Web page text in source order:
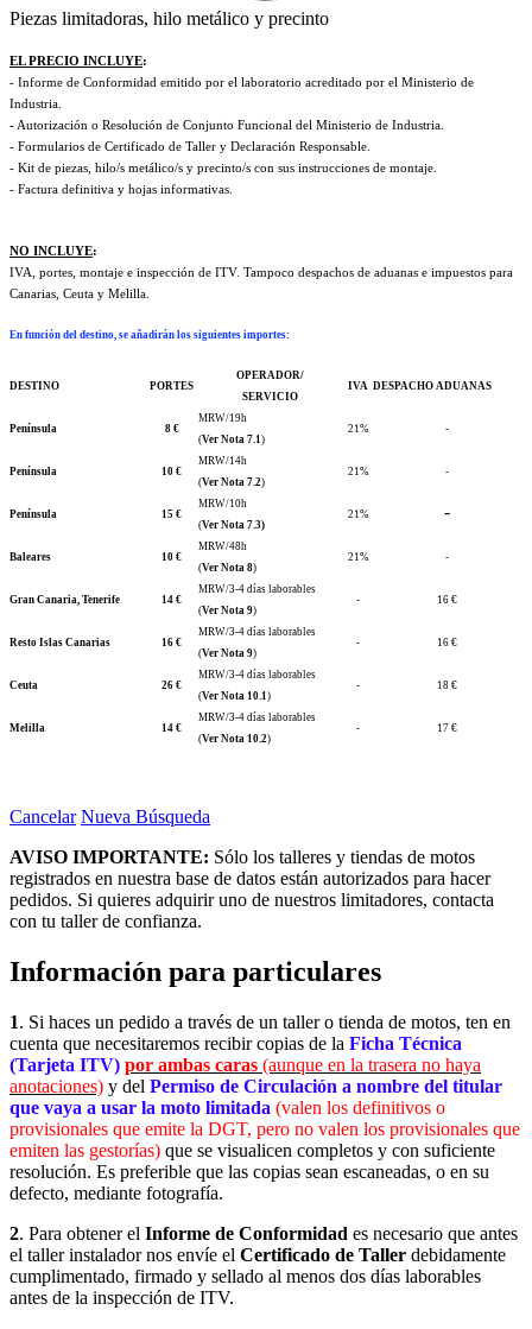
Piezas limitadoras, hilo metálico y precinto
EL PRECIO INCLUYE:
- Informe de Conformidad emitido por el laboratorio acreditado por el Ministerio de
Industria.
- Autorización o Resolución de Conjunto Funcional del Ministerio de Industria.
- Formularios de Certificado de Taller y Declaración Responsable.
- Kit de piezas, hilo/s metálico/s y precinto/s con sus instrucciones de montaje.
- Factura definitiva y hojas informativas.
NO INCLUYE:
IVA, portes, montaje e inspección de ITV. Tampoco despachos de aduanas e impuestos para
Canarias, Ceuta y Melilla.
En función del destino, se añadirán los siguientes importes:
DESTINO PORTES
OPERADOR/
SERVICIO
IVA DESPACHO ADUANAS
Península 8 €
MRW/19h
(Ver Nota 7.1)
21% -
Península 10 €
MRW/14h
(Ver Nota 7.2)
21% -
Península 15 €
MRW/10h
(Ver Nota 7.3)
21% -
Baleares 10 €
MRW/48h
(Ver Nota 8)
21% -
Gran Canaria, Tenerife 14 €
MRW/3-4 días laborables
(Ver Nota 9)
- 16 €
Resto Islas Canarias 16 €
MRW/3-4 días laborables
(Ver Nota 9)
- 16 €
Ceuta 26 €
MRW/3-4 días laborables
(Ver Nota 10.1)
- 18 €
Melilla 14 €
MRW/3-4 días laborables
(Ver Nota 10.2)
- 17 €
Cancelar Nueva Búsqueda
AVISO IMPORTANTE: Sólo los talleres y tiendas de motos
registrados en nuestra base de datos están autorizados para hacer
pedidos. Si quieres adquirir uno de nuestros limitadores, contacta
con tu taller de confianza.
Información para particulares
1. Si haces un pedido a través de un taller o tienda de motos, ten en
cuenta que necesitaremos recibir copias de la Ficha Técnica
(Tarjeta ITV) por ambas caras (aunque en la trasera no haya
anotaciones) y del Permiso de Circulación a nombre del titular
que vaya a usar la moto limitada (valen los definitivos o
provisionales que emite la DGT, pero no valen los provisionales que
emiten las gestorías) que se visualicen completos y con suficiente
resolución. Es preferible que las copias sean escaneadas, o en su
defecto, mediante fotografía.
2. Para obtener el Informe de Conformidad es necesario que antes
el taller instalador nos envíe el Certificado de Taller debidamente
cumplimentado, firmado y sellado al menos dos días laborables
antes de la inspección de ITV.